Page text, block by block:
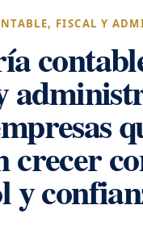
FISCAL Y
crecer
y